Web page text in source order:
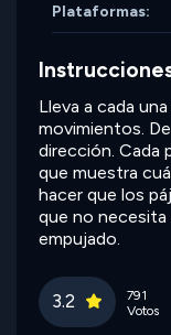
Plataformas:
Lleva a cada
movimientos.
dirección. Cada
que muestra
hacer que los
que no necesita
empujado.
3.2
791
Votos